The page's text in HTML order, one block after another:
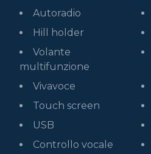
Autoradio
Hill holder
Volante
multifunzione
Vivavoce
Touch screen
USB
Controllo vocale